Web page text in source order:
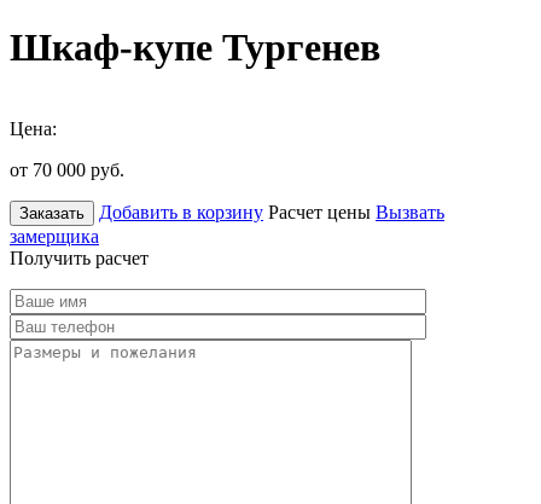
Шкаф-купе Тургенев
Цена:
от 70 000 руб.
Заказать Добавить в корзину Расчет цены Вызвать
замерщика
Получить расчет